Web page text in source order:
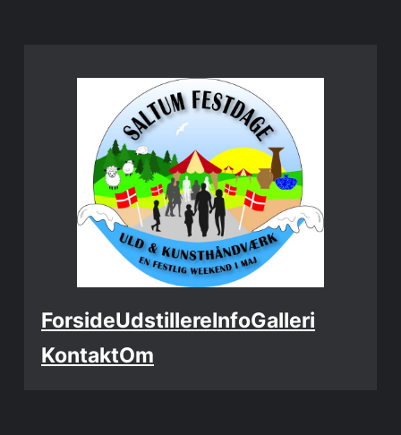
ForsideUdstillereInfoGalleri
KontaktOm